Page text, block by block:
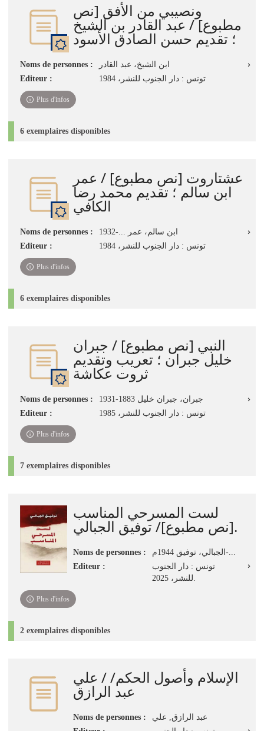
ونصيبي من الأفق [نص
مطبوع] / عبد القادر بن الشيخ
؛ تقديم حسن الصادق الأسود
Noms de personnes :
ابن الشيخ، عبد القادر
Editeur :
تونس : دار الجنوب للنشر، 1984
Plus d'infos
6 exemplaires disponibles
عشتاروت [نص مطبوع] / عمر
ابن سالم ؛ تقديم محمد رضا
الكافي
Noms de personnes :
ابن سالم، عمر ...-1932
Editeur :
تونس : دار الجنوب للنشر، 1984
Plus d'infos
6 exemplaires disponibles
النبي [نص مطبوع] / جبران
خليل جبران ؛ تعريب وتقديم
ثروت عكاشة
Noms de personnes :
جبران، جبران خليل 1883-1931
Editeur :
تونس : دار الجنوب للنشر، 1985
Plus d'infos
7 exemplaires disponibles
لست المسرحي المناسب
[نص مطبوع]/ توفيق الجبالي.
Noms de personnes :
الجبالي، توفيق 1944م-...
Editeur :
تونس : دار الجنوب
للنشر، 2025.
Plus d'infos
2 exemplaires disponibles
الإسلام وأصول الحكم/ / علي
عبد الرازق
Noms de personnes :
عبد الرازق, علي